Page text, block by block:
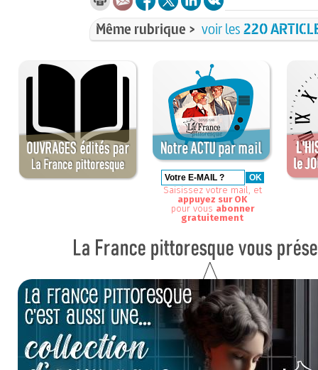
Même rubrique > voir les220
Saisissez votre mail, et
appuyez sur OK
pour vous abonner
gratuitement